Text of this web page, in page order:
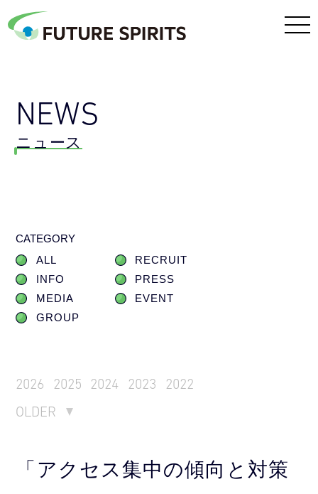
NEWS
ニュース
CATEGORY
ALL
RECRUIT
INFO
PRESS
MEDIA
EVENT
GROUP
2026 2025 2024 2023
2022
OLDER
「アクセス集中の傾向と対策